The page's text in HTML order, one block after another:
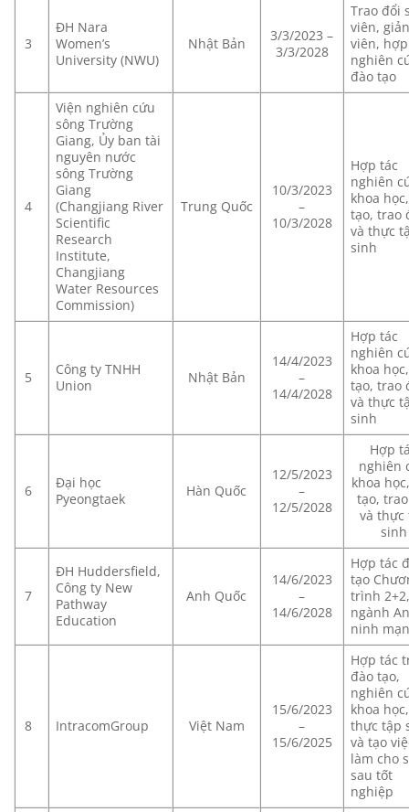
3
ĐH Nara
Women’s
University (NWU)
Nhật Bản
3/3/2023 –
3/3/2028
Trao đổi
viên,
viên,
nghiên
đào tạo
4
Viện nghiên cứu
sông Trường
Giang, Ủy ban tài
nguyên nước
sông Trường
Giang
(Changjiang River
Scientific
Research
Institute,
Changjiang
Water Resources
Commission)
Trung Quốc
10/3/2023
–
10/3/2028
Hợp tác
nghiên
khoa
tạo, trao
và thực
sinh
5
Công ty TNHH
Union
Nhật Bản
14/4/2023
–
14/4/2028
Hợp tác
nghiên
khoa
tạo, trao
và thực
sinh
6
Đại học
Pyeongtaek
Hàn Quốc
12/5/2023
–
12/5/2028
Hợp
nghiên
khoa
tạo,
và thực
sinh
7
ĐH Huddersfield,
Công ty New
Pathway
Education
Anh Quốc
14/6/2023
–
14/6/2028
Hợp tác
tạo
trình
ngành
ninh
8 IntracomGroup Việt Nam
15/6/2023
–
15/6/2025
Hợp tác
đào tạo,
nghiên
khoa học,
thực tập
và tạo
làm cho
sau tốt
nghiệp